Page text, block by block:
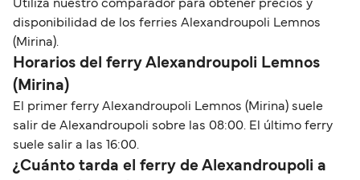
Utiliza nuestro comparador para obtener precios y
disponibilidad de los ferries Alexandroupoli Lemnos
(Mirina).
Horarios del ferry Alexandroupoli Lemnos
(Mirina)
El primer ferry Alexandroupoli Lemnos (Mirina) suele
salir de Alexandroupoli sobre las 08:00. El último ferry
suele salir a las 16:00.
¿Cuánto tarda el ferry de Alexandroupoli a